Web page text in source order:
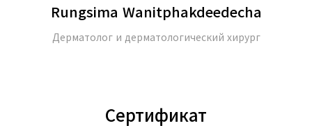
Rungsima Wanitphakdeedecha
Дерматолог и дерматологический хирург
Сертификат